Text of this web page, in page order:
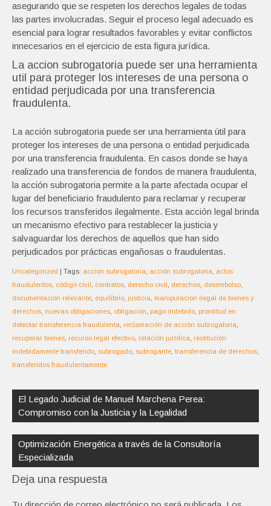
asegurando que se respeten los derechos legales de todas
las partes involucradas. Seguir el proceso legal adecuado es
esencial para lograr resultados favorables y evitar conflictos
innecesarios en el ejercicio de esta figura jurídica.
La accion subrogatoria puede ser una herramienta
util para proteger los intereses de una persona o
entidad perjudicada por una transferencia
fraudulenta.
La acción subrogatoria puede ser una herramienta útil para
proteger los intereses de una persona o entidad perjudicada
por una transferencia fraudulenta. En casos donde se haya
realizado una transferencia de fondos de manera fraudulenta,
la acción subrogatoria permite a la parte afectada ocupar el
lugar del beneficiario fraudulento para reclamar y recuperar
los recursos transferidos ilegalmente. Esta acción legal brinda
un mecanismo efectivo para restablecer la justicia y
salvaguardar los derechos de aquellos que han sido
perjudicados por prácticas engañosas o fraudulentas.
Uncategorized | Tags: accion subrogatoria acción subrogatoria
actos
fraudulentos código civil contratos derecho civil derechos desembolso
documentación relevante equilibrio justicia
manipulación ilegal de bienes y
derechos nuevas obligaciones obligación pago indebido prontitud en
detectar transferencia fraudulenta
reclamación de acción subrogatoria
recuperar bienes recurso legal efectivo relación jurídica
restitución
indebidamente transferido subrogado subrogante transferencia de derechos
transferidos fraudulentamente
de
entradas
El Legado Judicial de Manuel Marchena Perea:
Compromiso con la Justicia y la Legalidad
Optimización Energética a través de la Consultoría
Especializada
Deja una respuesta